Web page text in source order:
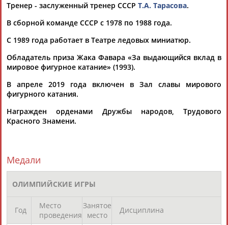
24.04.2019
Елена Чайковская, Наталья Бестемьянова и Андрей Букин
Олимпийские чемпионы Калгари в танцах на льду Наталья
Бестемьянова иАндрей Букин, а также заслуженный
тренер СССР Елена Чайк... ...Игр 1966 года немка Габриэле
Зейферт. Бестемьянова и
Букин
также являются
четырёхкратными чемпионами мира и...
(Проект: Информационное агентство СТАДИОН
24.04.2019
Андрей Букин: Российские одиночники ещё научатся и будут
прыгать, как Юдзуру Ханю!
Гран-при по фигурному...
(Проект:Информационное агентство СТАДИОН
28.11.2018
Двадцать пять фигуристов и тренеров направили Томасу
...призер чемпионата Европы в танцах на льду в дуэте с
Александрой Степановой не получил приглашение на Игры
Тренер - заслуженный тренер СССР Т.А. Тарасова.
В сборной команде СССР с 1978 по 1988 года.
C 1989 года работает в Театре ледовых миниатюр.
Обладатель приза Жака Фавара «За выдающийся вклад в
мировое фигурное катание» (1993).
В апреле 2019 года включен в Зал славы мирового
фигурного катания.
Награжден орденами Дружбы народов, Трудового
Красного Знамени.
Медали
ОЛИМПИЙСКИЕ ИГРЫ
Год
Место
проведения
Занятое
место
Дисциплина